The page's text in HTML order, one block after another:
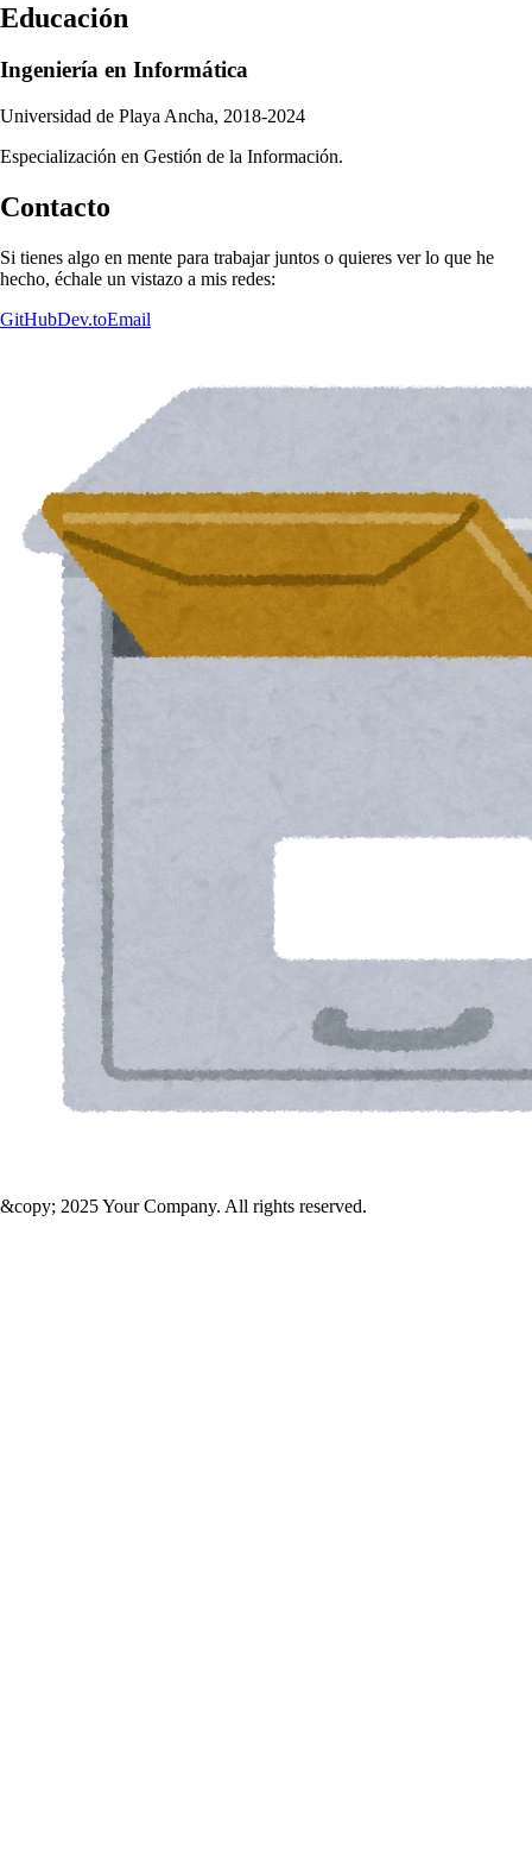
Educación
Ingeniería en Informática
Universidad de Playa Ancha, 2018-2024
Especialización en Gestión de la Información.
Contacto
Si tienes algo en mente para trabajar juntos o quieres ver lo que he
hecho, échale un vistazo a mis redes:
GitHubDev.toEmail
&copy; 2025 Your Company. All rights reserved.